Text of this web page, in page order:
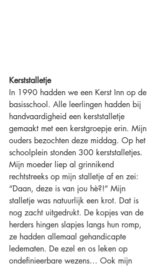
Kerststalletje
In 1990 hadden we een Kerst Inn op de
basisschool. Alle leerlingen hadden bij
handvaardigheid een kerststalletje
gemaakt met een kerstgroepje erin. Mijn
ouders bezochten deze middag. Op het
schoolplein stonden 300 kerststalletjes.
Mijn moeder liep al grinnikend
rechtstreeks op mijn stalletje af en zei:
“Daan, deze is van jou hè?!” Mijn
stalletje was natuurlijk een krot. Dat is
nog zacht uitgedrukt. De kopjes van de
herders hingen slapjes langs hun romp,
ze hadden allemaal gehandicapte
ledematen. De ezel en os leken op
ondefinieerbare wezens… Ook mijn